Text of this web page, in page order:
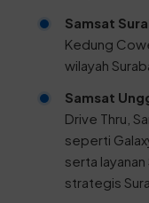
Samsat
Kedung
wilayah
Samsat
Drive Thru,
seperti
serta
strategis